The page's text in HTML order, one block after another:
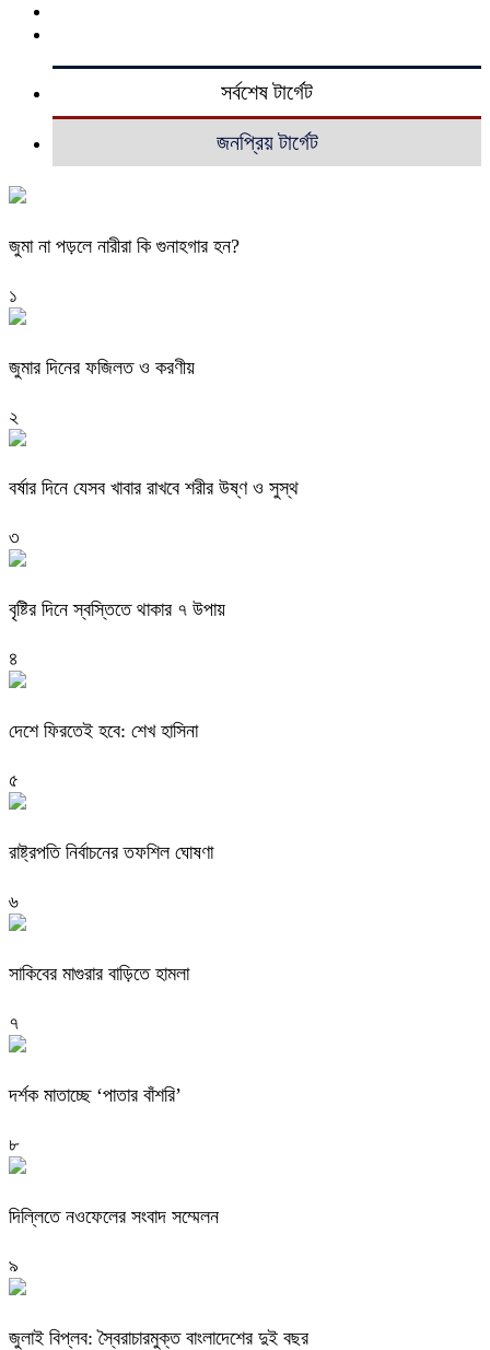
সর্বশেষ টার্গেট
জনপ্রিয় টার্গেট
জুমা না পড়লে নারীরা কি গুনাহগার হন?
১
জুমার দিনের ফজিলত ও করণীয়
২
বর্ষার দিনে যেসব খাবার রাখবে শরীর উষ্ণ ও সুস্থ
৩
বৃষ্টির দিনে স্বস্তিতে থাকার ৭ উপায়
৪
দেশে ফিরতেই হবে: শেখ হাসিনা
৫
রাষ্ট্রপতি নির্বাচনের তফশিল ঘোষণা
৬
সাকিবের মাগুরার বাড়িতে হামলা
৭
দর্শক মাতাচ্ছে ‘পাতার বাঁশরি’
৮
দিল্লিতে নওফেলের সংবাদ সম্মেলন
৯
জুলাই বিপ্লব: স্বৈরাচারমুক্ত বাংলাদেশের দুই বছর